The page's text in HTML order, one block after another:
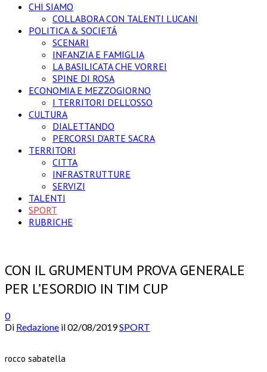
CHI SIAMO
COLLABORA CON TALENTI LUCANI
POLITICA & SOCIETÁ
SCENARI
INFANZIA E FAMIGLIA
LA BASILICATA CHE VORREI
SPINE DI ROSA
ECONOMIA E MEZZOGIORNO
I TERRITORI DELL’OSSO
CULTURA
DIALETTANDO
PERCORSI D’ARTE SACRA
TERRITORI
CITTA
INFRASTRUTTURE
SERVIZI
TALENTI
SPORT
RUBRICHE
CON IL GRUMENTUM PROVA GENERALE
PER L’ESORDIO IN TIM CUP
0
Di Redazione il02/08/2019SPORT
rocco sabatella